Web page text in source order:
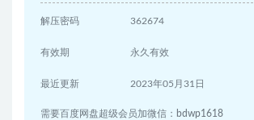
解压密码 362674
有效期 永久有效
最近更新 2023年05月31日
需要百度网盘超级会员加微信：bdwp1618